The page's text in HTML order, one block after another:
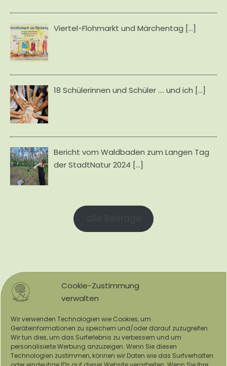
Cookie-Zustimmung
verwalten
Wir verwenden Technologien wie Cookies, um
Geräteinformationen zu speichern und/oder darauf zuzugreifen.
Wir tun dies, um das Surferlebnis zu verbessern und um
personalisierte Werbung anzuzeigen. Wenn Sie diesen
Technologien zustimmen, können wir Daten wie das Surfverhalten
Viertel-Flohmarkt und Märchentag […]
18 Schülerinnen und Schüler .... und ich […]
Bericht vom Waldbaden zum Langen Tag
der StadtNatur 2024 […]